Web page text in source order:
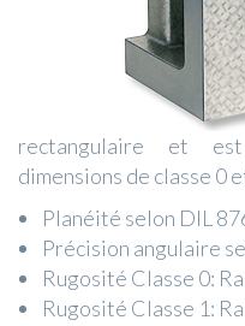
rectangulaire et
dimensions de classe 0
Planéité selon DIL
Précision angulaire
Rugosité Classe 0:
Rugosité Classe 1: